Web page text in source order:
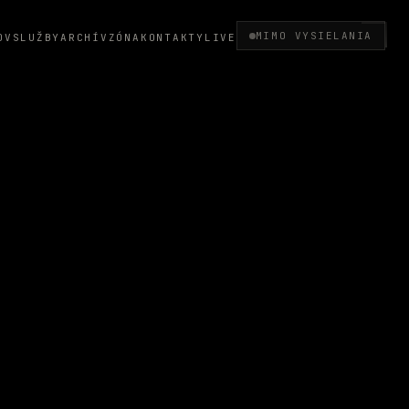
SLUŽBY ARCHÍV ZÓNA KONTAKTY LIVE MIMO VYSIELANIA